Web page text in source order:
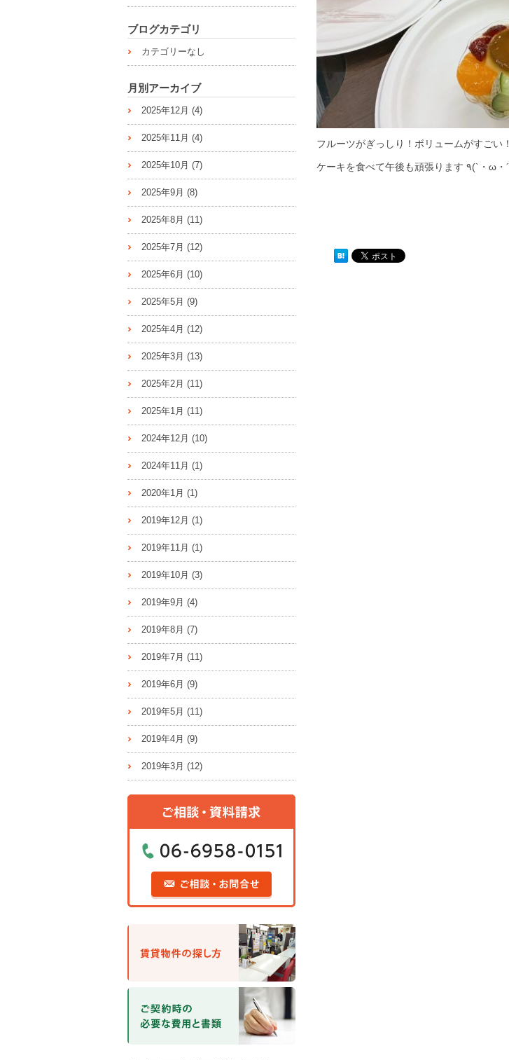
フルーツがぎっしり！ボリュームがすごい！
ブログカテゴリ
カテゴリーなし
月別アーカイブ
2025年12月 (4)
2025年11月 (4)
2025年10月 (7)
2025年9月 (8)
2025年8月 (11)
2025年7月 (12)
2025年6月 (10)
2025年5月 (9)
2025年4月 (12)
2025年3月 (13)
2025年2月 (11)
2025年1月 (11)
2024年12月 (10)
2024年11月 (1)
2020年1月 (1)
2019年12月 (1)
2019年11月 (1)
2019年10月 (3)
2019年9月 (4)
2019年8月 (7)
2019年7月 (11)
2019年6月 (9)
2019年5月 (11)
2019年4月 (9)
2019年3月 (12)